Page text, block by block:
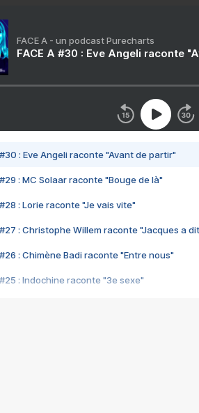
FACE A - un podcast Purecharts
FACE A #30 : Eve Angeli raconte
#30 : Eve Angeli raconte "Avant de partir"
#29 : MC Solaar raconte "Bouge de là"
#28 : Lorie raconte "Je vais vite"
#27 : Christophe Willem raconte "Jacques a
#26 : Chimène Badi raconte "Entre nous"
#25 : Indochine raconte "3e sexe"